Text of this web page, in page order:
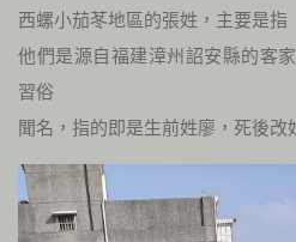
西螺小茄苳地區的張姓，主要是指
他們是源自福建漳州詔安縣的客
習俗
聞名，指的即是生前姓廖，死後改